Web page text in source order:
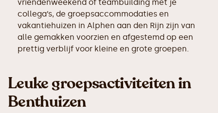
vriendenweekend of teambuilding met je
collega’s, de groepsaccommodaties en
vakantiehuizen in Alphen aan den Rijn zijn van
alle gemakken voorzien en afgestemd op een
prettig verblijf voor kleine en grote groepen.
Leuke groepsactiviteiten in
Benthuizen